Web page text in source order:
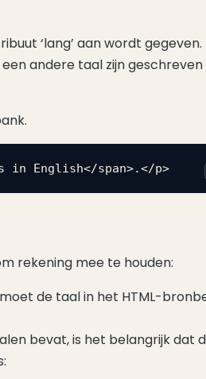
‘lang’ aan wordt
andere taal zijn geschreven
in English</span>.</p>
rekening mee te houden:
de taal in het HTML-
bevat, is het belangrijk dat